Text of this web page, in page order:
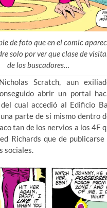
de foto que en el comic
solo por ver que clase de
de los buscadores…
Scratch, aun
abrir un portal
cual accedió al Edificio
parte de si mismo dentro
tan de los nervios a los 4F
Richards que de
sociales.